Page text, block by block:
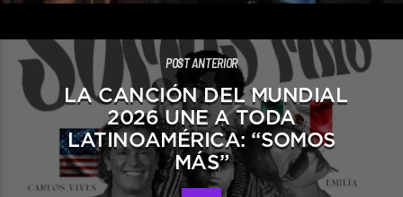
POST ANTERIOR
LA CANCIÓN DEL MUNDIAL
2026 UNE A TODA
LATINOAMÉRICA: “SOMOS
MÁS”